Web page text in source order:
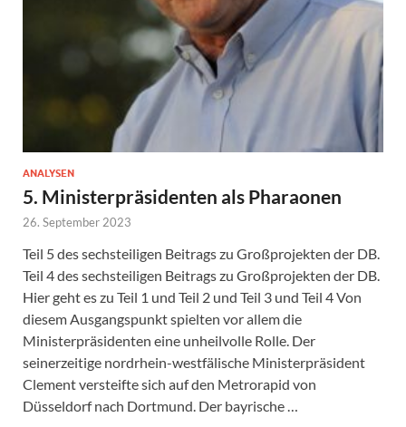
ANALYSEN
5. Ministerpräsidenten als Pharaonen
26. September 2023
Teil 5 des sechsteiligen Beitrags zu Großprojekten der DB.
Teil 4 des sechsteiligen Beitrags zu Großprojekten der DB.
Hier geht es zu Teil 1 und Teil 2 und Teil 3 und Teil 4 Von
diesem Ausgangspunkt spielten vor allem die
Ministerpräsidenten eine unheilvolle Rolle. Der
seinerzeitige nordrhein-westfälische Ministerpräsident
Clement versteifte sich auf den Metrorapid von
Düsseldorf nach Dortmund. Der bayrische …